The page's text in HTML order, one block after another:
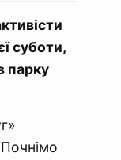
суботи,
парку